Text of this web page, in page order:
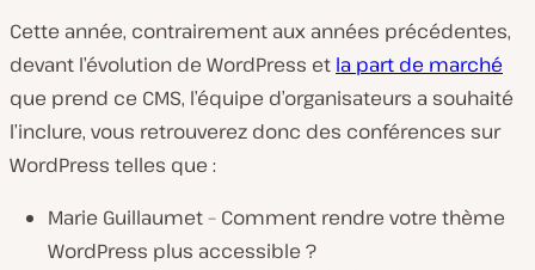
Cette année, contrairement aux années précédentes,
devant l’évolution de WordPress et la part de marché
que prend ce CMS, l’équipe d’organisateurs a souhaité
l’inclure, vous retrouverez donc des conférences sur
WordPress telles que :
Marie Guillaumet – Comment rendre votre thème
WordPress plus accessible ?